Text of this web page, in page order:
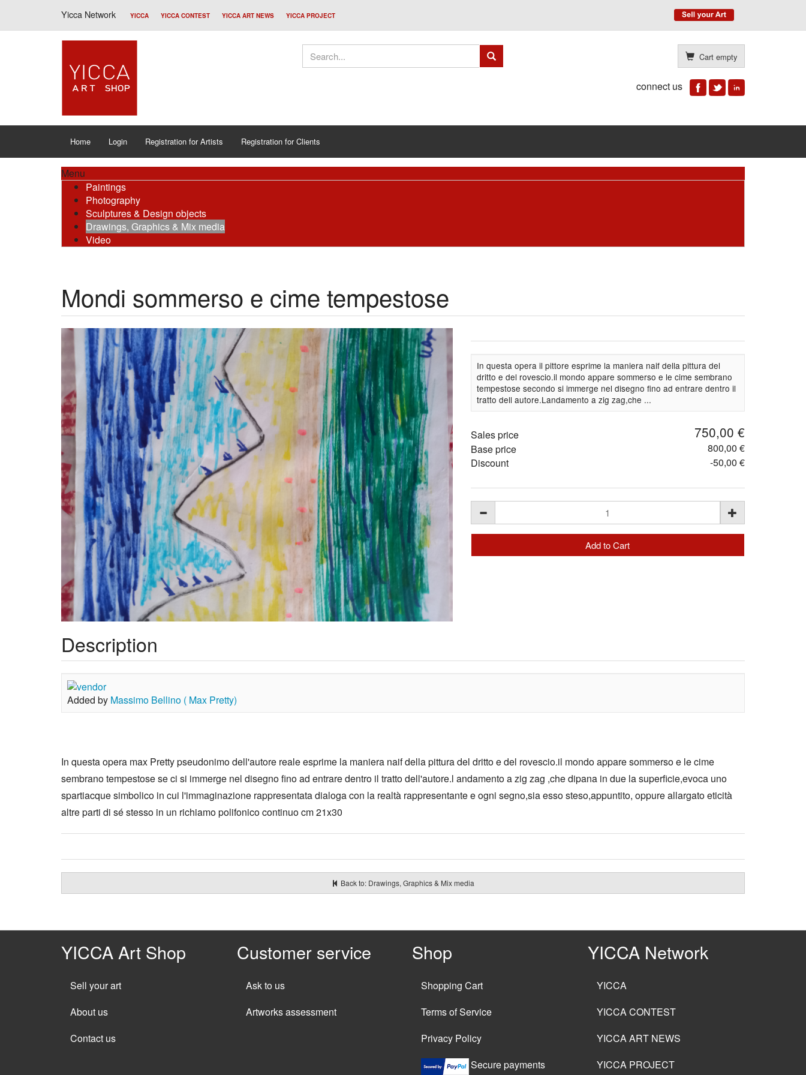
Yicca Network YICCA YICCA CONTEST YICCA ART NEWS YICCA PROJECT
Cart empty
connect us
Home Login Registration for Artists Registration for Clients
Menu
Paintings
Photography
Sculptures & Design objects
Drawings, Graphics & Mix media
Video
Mondi sommerso e cime tempestose
In questa opera il pittore esprime la maniera naif della pittura del
dritto e del rovescio.il mondo appare sommerso e le cime sembrano
tempestose secondo si immerge nel disegno fino ad entrare dentro il
tratto dell autore.Landamento a zig zag,che ...
Sales price 750,00 €
Base price
800,00 €
Discount
-50,00 €
Description
Added by Massimo Bellino ( Max Pretty)
In questa opera max Pretty pseudonimo dell'autore reale esprime la maniera naif della pittura del dritto e del rovescio.il mondo appare sommerso e le cime
sembrano tempestose se ci si immerge nel disegno fino ad entrare dentro il tratto dell'autore.l andamento a zig zag ,che dipana in due la superficie,evoca uno
spartiacque simbolico in cui l'immaginazione rappresentata dialoga con la realtà rappresentante e ogni segno,sia esso steso,appuntito, oppure allargato eticità
altre parti di sé stesso in un richiamo polifonico continuo cm 21x30
Back to: Drawings, Graphics & Mix media
YICCA Art Shop
Sell your art
About us
Contact us
Customer service
Ask to us
Artworks assessment
Shop
Shopping Cart
Terms of Service
Privacy Policy
Secure payments
YICCA Network
YICCA
YICCA CONTEST
YICCA ART NEWS
YICCA PROJECT